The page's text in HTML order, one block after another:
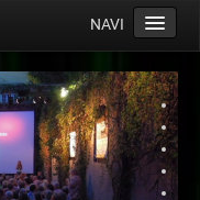
NAVI